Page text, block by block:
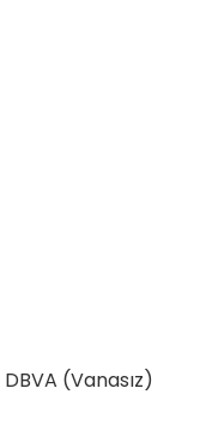
(Vanasız)